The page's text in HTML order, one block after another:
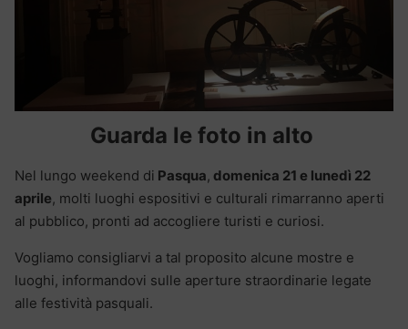
Guarda le foto in alto
Nel lungo weekend di Pasqua, domenica 21 e lunedì 22
aprile, molti luoghi espositivi e culturali rimarranno aperti
al pubblico, pronti ad accogliere turisti e curiosi.
Vogliamo consigliarvi a tal proposito alcune mostre e
luoghi, informandovi sulle aperture straordinarie legate
alle festività pasquali.